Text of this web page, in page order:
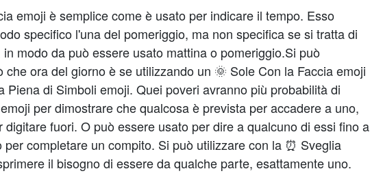
emoji è semplice come è usato per indicare il tempo. Esso
specifico l'una del pomeriggio, ma non specifica se si tratta di
in modo da può essere usato mattina o pomeriggio.Si può
che ora del giorno è se utilizzando un 🌞 Sole Con la Faccia emoji
Piena di Simboli emoji. Quei poveri avranno più probabilità di
per dimostrare che qualcosa è prevista per accadere a uno,
digitare fuori. O può essere usato per dire a qualcuno di essi fino a
per completare un compito. Si può utilizzare con la ⏰ Sveglia
il bisogno di essere da qualche parte, esattamente uno.